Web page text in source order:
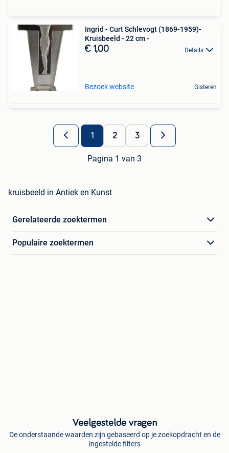
Ingrid - Curt Schlevogt (1869-1959)-
Kruisbeeld - 22 cm -
€ 1,00 Details
Bezoek website Gisteren
1 2 3
Pagina 1 van 3
kruisbeeld in Antiek en Kunst
Gerelateerde zoektermen
Populaire zoektermen
Veelgestelde vragen
De onderstaande waarden zijn gebaseerd op je zoekopdracht en de
ingestelde filters